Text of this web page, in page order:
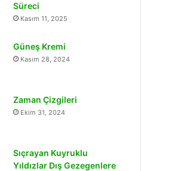
Süreci
Kasım 11, 2025
Güneş Kremi
Kasım 28, 2024
Zaman Çizgileri
Ekim 31, 2024
Sıçrayan Kuyruklu
Yıldızlar Dış Gezegenlere